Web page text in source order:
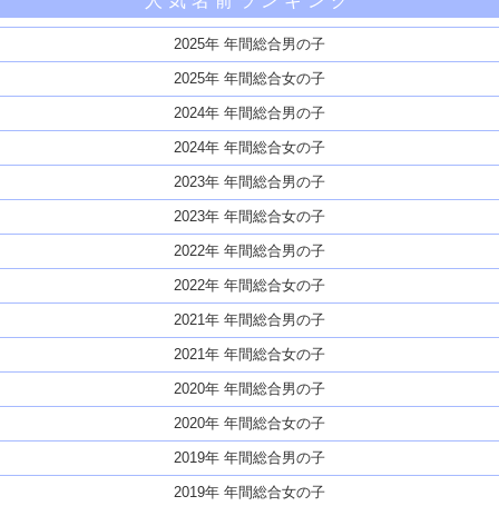
2025年 年間総合男の子
2025年 年間総合女の子
2024年 年間総合男の子
2024年 年間総合女の子
2023年 年間総合男の子
2023年 年間総合女の子
2022年 年間総合男の子
2022年 年間総合女の子
2021年 年間総合男の子
2021年 年間総合女の子
2020年 年間総合男の子
2020年 年間総合女の子
2019年 年間総合男の子
2019年 年間総合女の子